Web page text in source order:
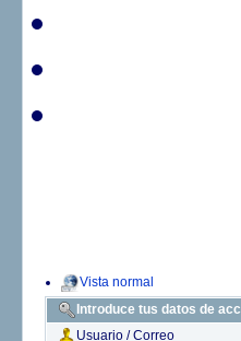
Vista normal
Introduce tus datos de
Usuario / Correo